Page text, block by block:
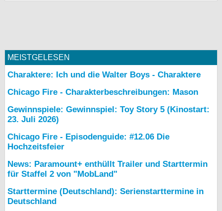
MEISTGELESEN
Charaktere: Ich und die Walter Boys - Charaktere
Chicago Fire - Charakterbeschreibungen: Mason
Gewinnspiele: Gewinnspiel: Toy Story 5 (Kinostart:
23. Juli 2026)
Chicago Fire - Episodenguide: #12.06 Die
Hochzeitsfeier
News: Paramount+ enthüllt Trailer und Starttermin
für Staffel 2 von "MobLand"
Starttermine (Deutschland): Serienstarttermine in
Deutschland